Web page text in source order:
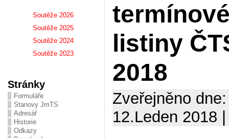
Soutěže 2026
Soutěže 2025
Soutěže 2024
Soutěže 2023
Stránky
Formuláře
Stanovy JmTS
Adresář
Historie
Odkazy
listiny
2018
Zveřejněno dne:
12.Leden 2018 |